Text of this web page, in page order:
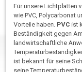
Für unsere Lichtplatten
wie PVC, Polycarbonat
Vorteile haben. PVC ist
Beständigkeit gegen
landwirtschaftliche
ist bekannt für seine
seine